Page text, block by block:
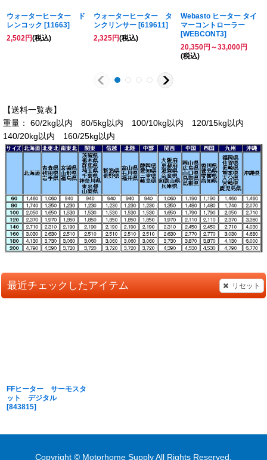
ウォーターヒーター ド
レンコック [11663]
2,502円(税込)
ウォーターヒーター タ
ンクリンサー [619611]
2,325円(税込)
Webasto ヒーター タイ
マーコントローラー
[WEBCONT3]
20,350円 ～33,000円
(税込)
【送料一覧表】
重量： 60/2kg以内 80/5kg以内 100/10kg以内 120/15kg以内
140/20kg以内 160/25kg以内
最近チェックしたアイテム リセット
FFヒーター サーモスタ
ット デジタル
[843815]
Copyright © Motorhome Supply All Rights Reserved.